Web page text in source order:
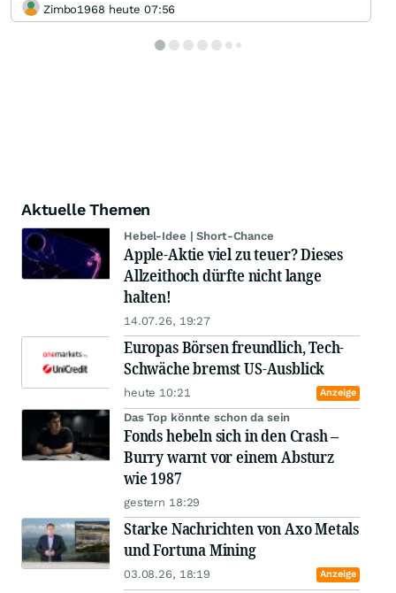
Zimbo1968 heute 07:56
Aktuelle Themen
Hebel-Idee | Short-Chance
Apple-Aktie viel zu teuer? Dieses
Allzeithoch dürfte nicht lange
halten!
14.07.26, 19:27
Europas Börsen freundlich, Tech-
Schwäche bremst US-Ausblick
heute 10:21 Anzeige
Das Top könnte schon da sein
Fonds hebeln sich in den Crash –
Burry warnt vor einem Absturz
wie 1987
gestern 18:29
Starke Nachrichten von Axo Metals
und Fortuna Mining
03.08.26, 18:19 Anzeige